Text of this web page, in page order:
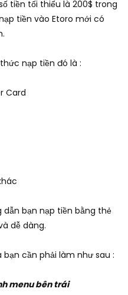
tiền tối thiểu là 200$ trong
tiền vào Etoro mới có
nạp tiền đó là :
Card
bạn nạp tiền bằng thẻ
dễ dàng.
bạn cần phải làm như sau :
menu bên trái